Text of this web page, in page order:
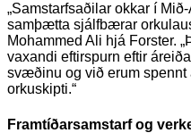
„Samstarfsaðilar okkar í
samþætta sjálfbærar
Mohammed Ali hjá Forster.
vaxandi eftirspurn eftir
svæðinu og við erum spennt
orkuskipti.“
Framtíðarsamstarf og